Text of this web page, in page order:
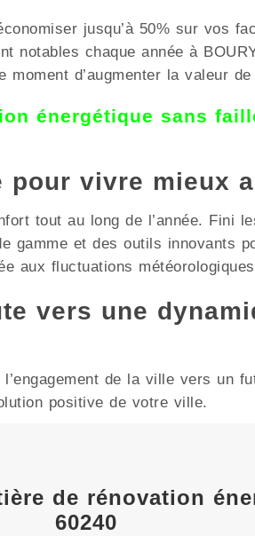
jusqu’à 50% sur vos
chaque année à
d’augmenter la valeur
énergétique sans
vivre mieux
tout au long de l’année. Fini
et des outils innovants
aux fluctuations
vers une
de la ville vers un
positive de votre ville.
de rénovation
60240